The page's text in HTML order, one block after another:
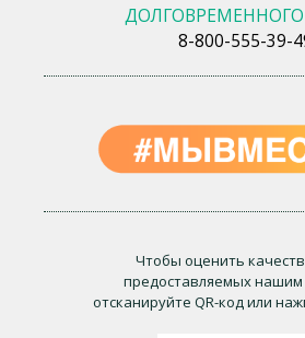
8-800-555-39-
Чтобы оценить
предоставляемых
отсканируйте QR-код или